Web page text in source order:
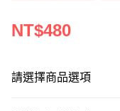
NT$480
請選擇商品選項